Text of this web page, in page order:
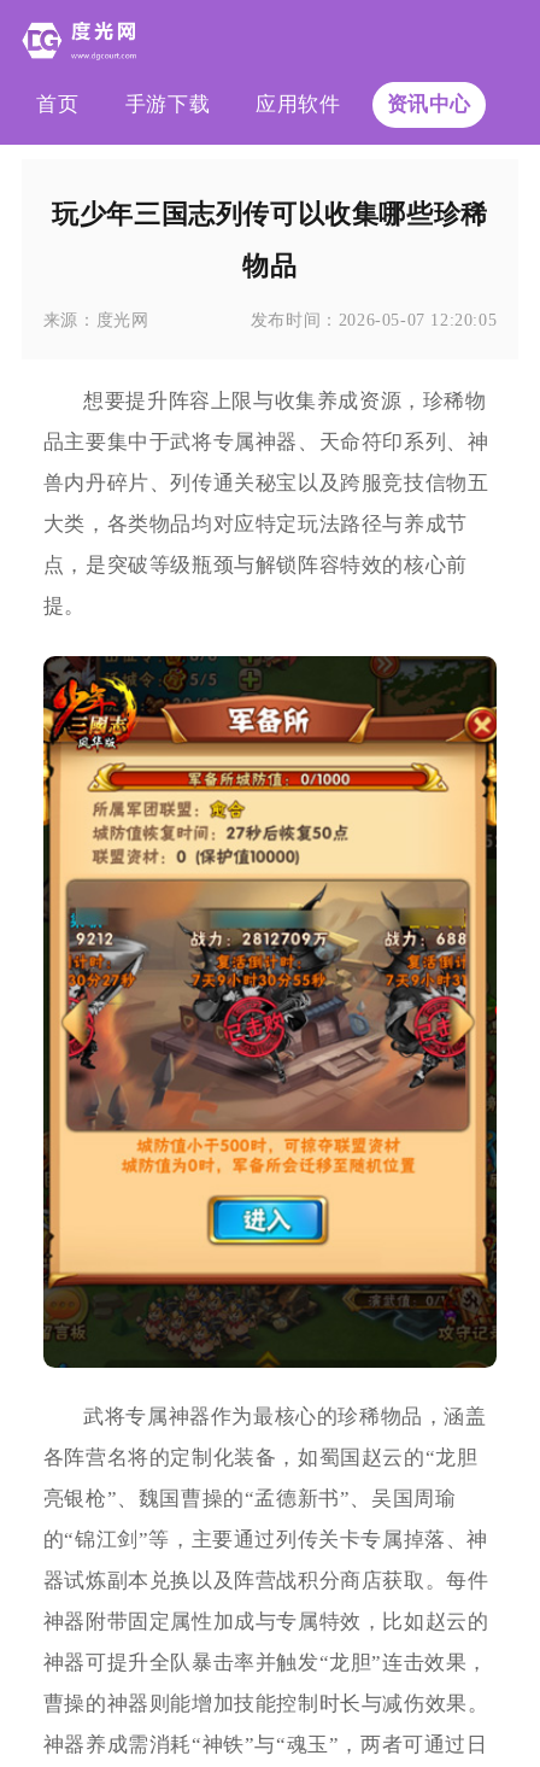
首页 手游下载 应用软件 资讯中心
玩少年三国志列传可以收集哪些珍稀
物品
来源： 度光网 发布时间： 2026-05-07 12:20:05
想要提升阵容上限与收集养成资源，珍稀物
品主要集中于武将专属神器、天命符印系列、神
兽内丹碎片、列传通关秘宝以及跨服竞技信物五
大类，各类物品均对应特定玩法路径与养成节
点，是突破等级瓶颈与解锁阵容特效的核心前
提。
武将专属神器作为最核心的珍稀物品，涵盖
各阵营名将的定制化装备，如蜀国赵云的“龙胆
亮银枪”、魏国曹操的“孟德新书”、吴国周瑜
的“锦江剑”等，主要通过列传关卡专属掉落、神
器试炼副本兑换以及阵营战积分商店获取。每件
神器附带固定属性加成与专属特效，比如赵云的
神器可提升全队暴击率并触发“龙胆”连击效果，
曹操的神器则能增加技能控制时长与减伤效果。
神器养成需消耗“神铁”与“魂玉”，两者可通过日